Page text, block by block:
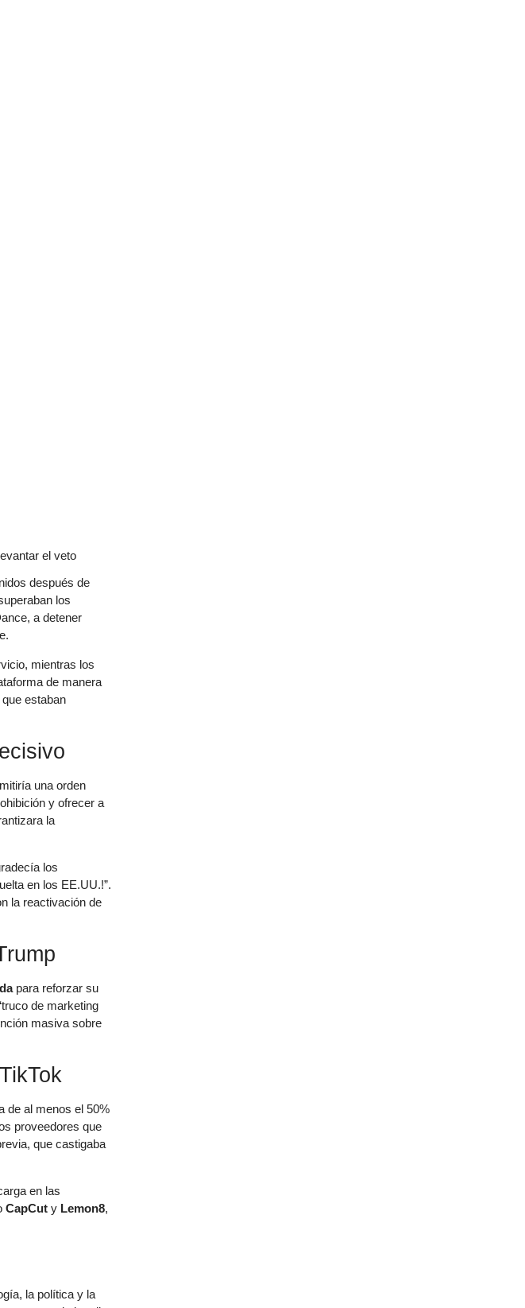
después de
los
a detener
mientras los
de manera
estaban
una orden
y ofrecer a
la
los
en los EE.UU.!”.
la reactivación de
para reforzar su
de marketing
masiva sobre
de al menos el 50%
proveedores que
que castigaba
en las
CapCut y Lemon8,
la política y la